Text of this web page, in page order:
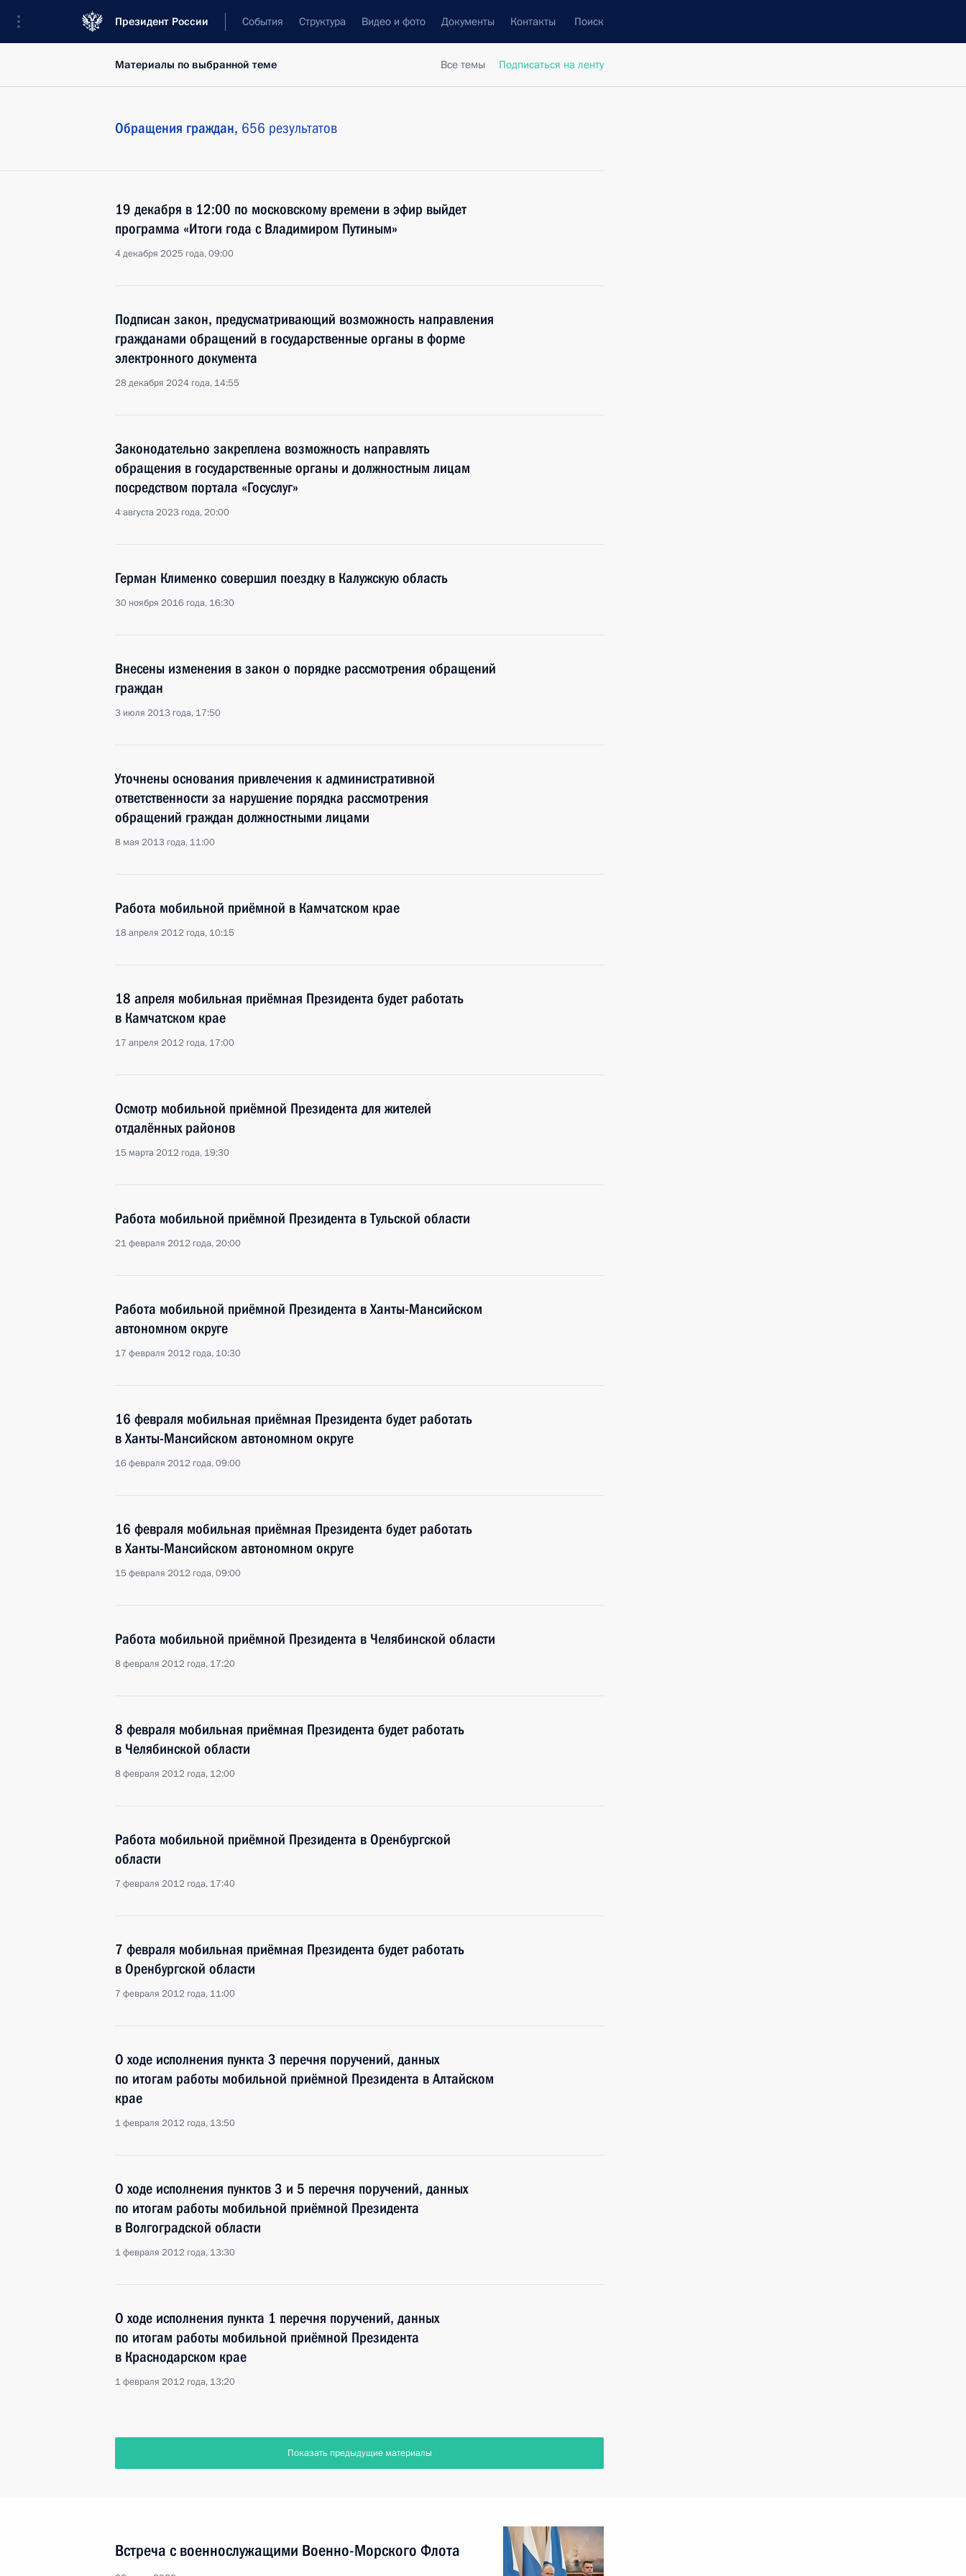
Президент России События Структура Видео и фото Документы Контакты Поиск
Все темы Подписаться на ленту
Материалы по выбранной теме
Обращения граждан, 656 результатов
19 декабря в 12:00 по московскому времени в эфир выйдет
программа «Итоги года с Владимиром Путиным»
4 декабря 2025 года, 09:00
Подписан закон, предусматривающий возможность направления
гражданами обращений в государственные органы в форме
электронного документа
28 декабря 2024 года, 14:55
Законодательно закреплена возможность направлять
обращения в государственные органы и должностным лицам
посредством портала «Госуслуг»
4 августа 2023 года, 20:00
Герман Клименко совершил поездку в Калужскую область
30 ноября 2016 года, 16:30
Внесены изменения в закон о порядке рассмотрения обращений
граждан
3 июля 2013 года, 17:50
Уточнены основания привлечения к административной
ответственности за нарушение порядка рассмотрения
обращений граждан должностными лицами
8 мая 2013 года, 11:00
Работа мобильной приёмной в Камчатском крае
18 апреля 2012 года, 10:15
18 апреля мобильная приёмная Президента будет работать
в Камчатском крае
17 апреля 2012 года, 17:00
Осмотр мобильной приёмной Президента для жителей
отдалённых районов
15 марта 2012 года, 19:30
Работа мобильной приёмной Президента в Тульской области
21 февраля 2012 года, 20:00
Работа мобильной приёмной Президента в Ханты-Мансийском
автономном округе
17 февраля 2012 года, 10:30
16 февраля мобильная приёмная Президента будет работать
в Ханты-Мансийском автономном округе
16 февраля 2012 года, 09:00
16 февраля мобильная приёмная Президента будет работать
в Ханты-Мансийском автономном округе
15 февраля 2012 года, 09:00
Работа мобильной приёмной Президента в Челябинской области
8 февраля 2012 года, 17:20
8 февраля мобильная приёмная Президента будет работать
в Челябинской области
8 февраля 2012 года, 12:00
Работа мобильной приёмной Президента в Оренбургской
области
7 февраля 2012 года, 17:40
7 февраля мобильная приёмная Президента будет работать
в Оренбургской области
7 февраля 2012 года, 11:00
О ходе исполнения пункта 3 перечня поручений, данных
по итогам работы мобильной приёмной Президента в Алтайском
крае
1 февраля 2012 года, 13:50
О ходе исполнения пунктов 3 и 5 перечня поручений, данных
по итогам работы мобильной приёмной Президента
в Волгоградской области
1 февраля 2012 года, 13:30
О ходе исполнения пункта 1 перечня поручений, данных
по итогам работы мобильной приёмной Президента
в Краснодарском крае
1 февраля 2012 года, 13:20
Показать предыдущие материалы
Встреча с военнослужащими Военно-Морского Флота